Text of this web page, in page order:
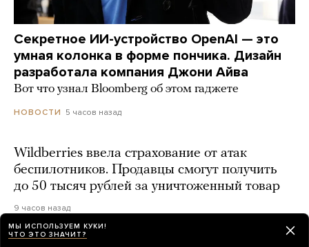
Секретное ИИ-устройство OpenAI — это
умная колонка в форме пончика. Дизайн
разработала компания Джони Айва
Вот что узнал Bloomberg об этом гаджете
НОВОСТИ 5 часов назад
Wildberries ввела страхование от атак
беспилотников. Продавцы смогут получить
до 50 тысяч рублей за уничтоженный товар
9 часов назад
МЫ ИСПОЛЬЗУЕМ КУКИ!
ЧТО ЭТО ЗНАЧИТ?